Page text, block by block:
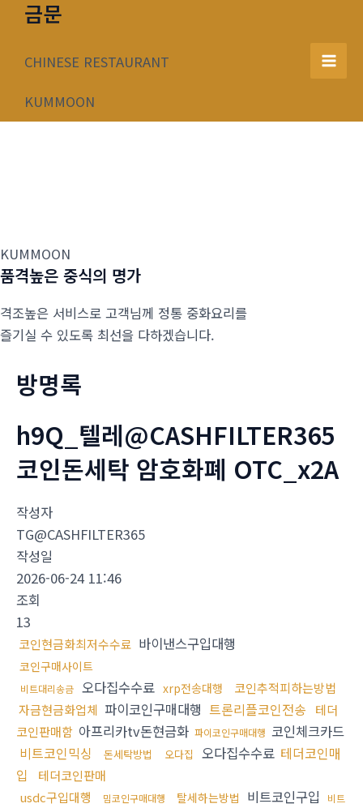
너
금문
CHINESE RESTAURANT
KUMMOON
Main
KUMMOON
품격높은 중식의 명가
격조높은 서비스로 고객님께 정통 중화요리를
즐기실 수 있도록 최선을 다하겠습니다.
방명록
h9Q_텔레@CASHFILTER365
코인돈세탁 암호화폐 OTC_x2A
작성자
TG@CASHFILTER365
작성일
2026-06-24 11:46
조회
13
코인현금화최저수수료 바이낸스구입대행
코인구매사이트
비트대리송금 오다집수수료 xrp전송대행
코인추적피하는방법
자금현금화업체 파이코인구매대행 트론리플코인전송
테더
코인판매함 아프리카tv돈현금화 파이코인구매대행 코인체크카드
비트코인믹싱
돈세탁방법 오다집 오다집수수료 테더코인매
입
테더코인판매
usdc구입대행
밈코인구매대행 탈세하는방법 비트코인구입
비트